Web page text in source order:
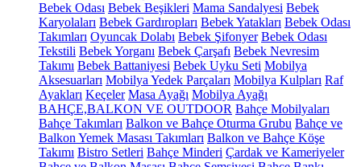
Bebek Odası Bebek Beşikleri Mama Sandalyesi Bebek
Karyolaları Bebek Gardıropları Bebek Yatakları Bebek Odası
Takımları Oyuncak Dolabı Bebek Şifonyer Bebek Odası
Tekstili Bebek Yorganı Bebek Çarşafı Bebek Nevresim
Takımı Bebek Battaniyesi Bebek Uyku Seti Mobilya
Aksesuarları Mobilya Yedek Parçaları Mobilya Kulpları Raf
Ayakları Keçeler Masa Ayağı Mobilya Ayağı
BAHÇE,BALKON VE OUTDOOR Bahçe Mobilyaları
Bahçe Takımları Balkon ve Bahçe Oturma Grubu Bahçe ve
Balkon Yemek Masası Takımları Balkon ve Bahçe Köşe
Takımı Bistro Setleri Bahçe Minderi Çardak ve Kameriyeler